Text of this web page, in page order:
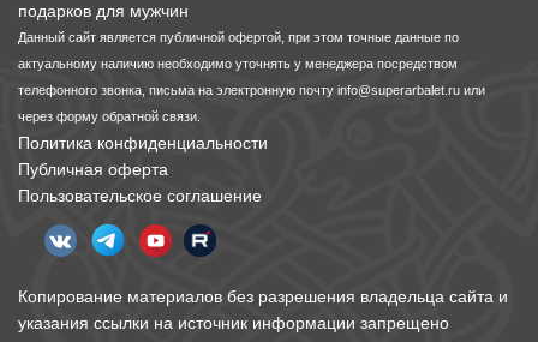
подарков для мужчин
Данный сайт является публичной офертой, при этом точные данные по
актуальному наличию необходимо уточнять у менеджера посредством
телефонного звонка, письма на электронную почту info@superarbalet.ru или
через форму обратной связи.
Политика конфиденциальности
Публичная оферта
Пользовательское соглашение
Копирование материалов без разрешения владельца сайта и
указания ссылки на источник информации запрещено